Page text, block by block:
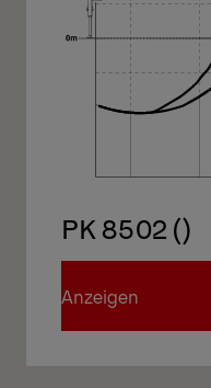
PK 8502 ()
Anzeigen